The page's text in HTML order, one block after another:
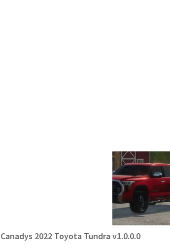
Canadys 2022 Toyota Tundra v1.0.0.0